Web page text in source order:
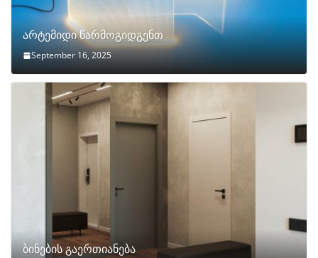
არტემიდი წარმოგიდგენთ
September 16, 2025
ბინების გაერთიანება